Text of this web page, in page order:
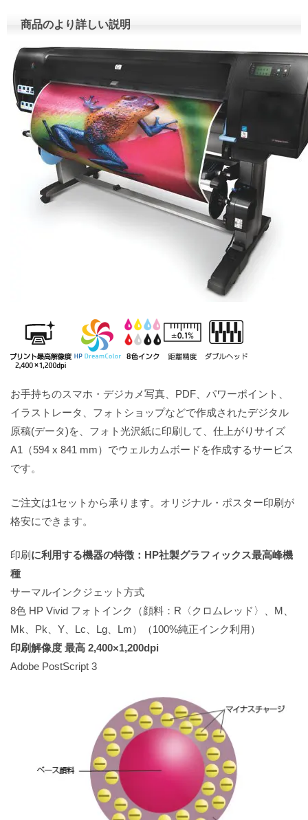
商品のより詳しい説明
お手持ちのスマホ・デジカメ写真、PDF、パワーポイント、
イラストレータ、フォトショップなどで作成されたデジタル
原稿(データ)を、フォト光沢紙に印刷して、仕上がりサイズ
A1（594 x 841 mm）でウェルカムボードを作成するサービス
です。
ご注文は1セットから承ります。オリジナル・ポスター印刷が
格安にできます。
印刷 に利用する機器の特徴：HP社製グラフィックス最高峰機
種
サーマルインクジェット方式
8色 HP Vivid フォトインク（顔料：R〈クロムレッド〉、M、
Mk、Pk、Y、Lc、Lg、Lm）（100%純正インク利用）
印刷解像度 最高 2,400×1,200dpi
Adobe PostScript 3